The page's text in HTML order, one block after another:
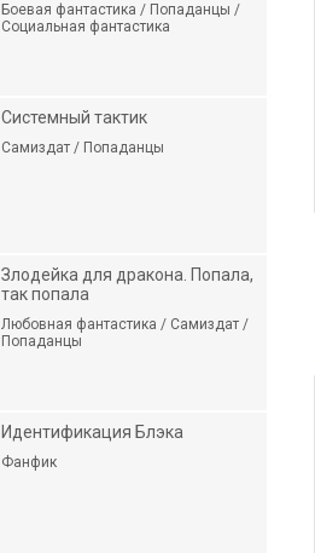
Боевая фантастика / Попаданцы /
Социальная фантастика
Системный тактик
Самиздат / Попаданцы
Злодейка для дракона. Попала,
так попала
Любовная фантастика / Самиздат /
Попаданцы
Идентификация Блэка
Фанфик